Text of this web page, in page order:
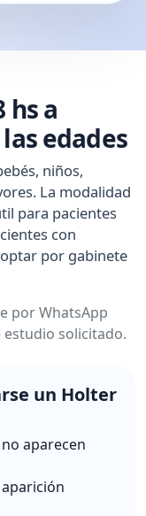
hs a
edades
niños,
La modalidad
para pacientes
con
por gabinete
por WhatsApp
solicitado.
un Holter
aparecen